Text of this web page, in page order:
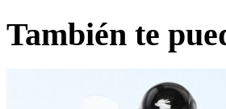
También te